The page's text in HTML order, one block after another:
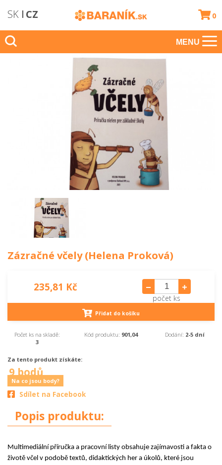
SK CZ 0
MENU
Zázračné včely (Helena Proková)
235,81 Kč
počet ks
Přidat do košíku
Počet ks na skladě:
3
Kód produktu: 901,04 Dodání: 2-5 dní
Za tento produkt získáte:
9 bodů
Na co jsou body?
Sdílet na Facebook
Popis produktu:
Multimediální příručka a pracovní listy obsahuje zajímavosti a fakta o
životě včel v podobě textů, didaktických her a úkolů, které jsou